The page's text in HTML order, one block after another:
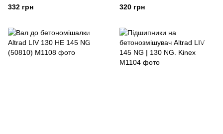
332 грн
145 NG (41234)
320 грн